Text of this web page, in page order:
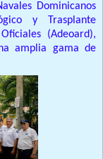
Dominicanos
y Trasplante
(Adeoard),
amplia gama de